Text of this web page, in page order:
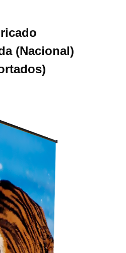
(Nacional)